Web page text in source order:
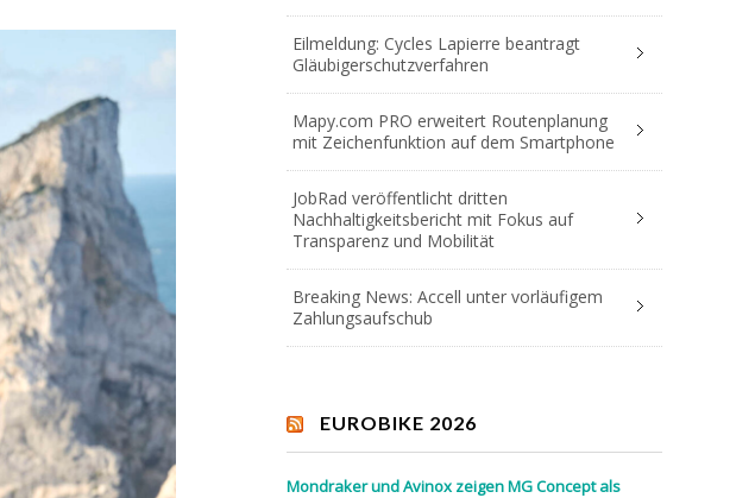
Eilmeldung: Cycles Lapierre beantragt
Gläubigerschutzverfahren
Mapy.com PRO erweitert Routenplanung
mit Zeichenfunktion auf dem Smartphone
JobRad veröffentlicht dritten
Nachhaltigkeitsbericht mit Fokus auf
Transparenz und Mobilität
Breaking News: Accell unter vorläufigem
Zahlungsaufschub
EUROBIKE 2026
Mondraker und Avinox zeigen MG Concept als